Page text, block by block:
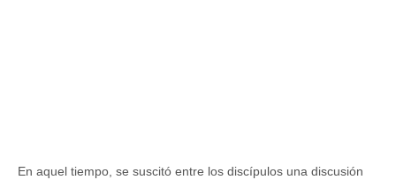
En aquel tiempo, se suscitó entre los discípulos una discusión